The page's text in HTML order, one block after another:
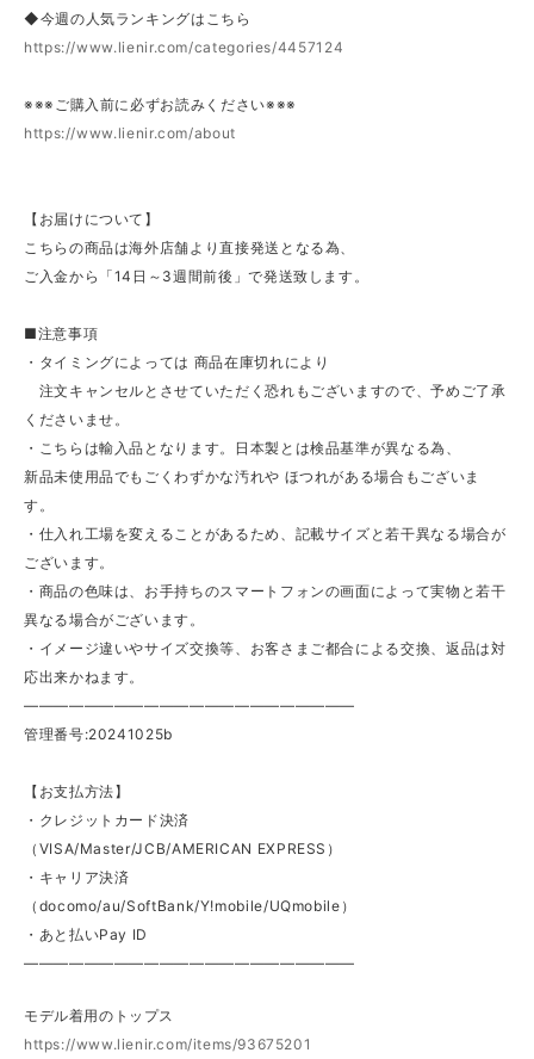
◆今週の人気ランキングはこちら
https://www.lienir.com/categories/4457124
※※※ご購入前に必ずお読みください※※※
https://www.lienir.com/about
【お届けについて】
こちらの商品は海外店舗より直接発送となる為、
ご入金から「14日～3週間前後」で発送致します。
■注意事項
・タイミングによっては 商品在庫切れにより
注文キャンセルとさせていただく恐れもございますので、予めご了承
くださいませ。
・こちらは輸入品となります。日本製とは検品基準が異なる為、
新品未使用品でもごくわずかな汚れや ほつれがある場合もございま
す。
・仕入れ工場を変えることがあるため、記載サイズと若干異なる場合が
ございます。
・商品の色味は、お手持ちのスマートフォンの画面によって実物と若干
異なる場合がございます。
・イメージ違いやサイズ交換等、お客さまご都合による交換、返品は対
応出来かねます。
——————————————————————
管理番号:20241025b
【お支払方法】
・クレジットカード決済
（VISA/Master/JCB/AMERICAN EXPRESS）
・キャリア決済
（docomo/au/SoftBank/Y!mobile/UQmobile）
・あと払いPay ID
——————————————————————
モデル着用のトップス
https://www.lienir.com/items/93675201